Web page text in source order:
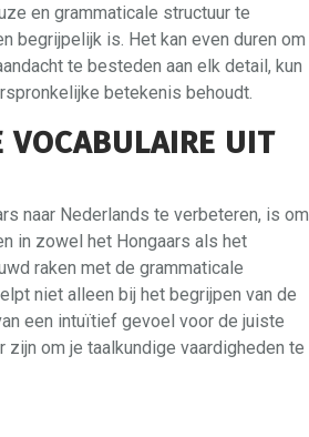
en grammaticale structuur te
begrijpelijk is. Het kan even duren om
te besteden aan elk detail, kun
betekenis behoudt.
VOCABULAIRE UIT
naar Nederlands te verbeteren, is om
in zowel het Hongaars als het
raken met de grammaticale
niet alleen bij het begrijpen van de
een intuïtief gevoel voor de juiste
om je taalkundige vaardigheden te